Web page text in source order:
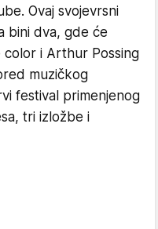
Ovaj svojevrsni
bini dva, gde će
color i Arthur Possing
muzičkog
festival primenjenog
tri izložbe i